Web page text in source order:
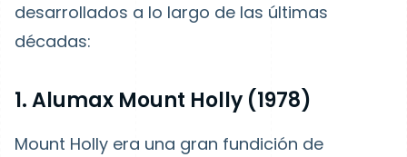
desarrollados a lo largo de las últimas
décadas:
1. Alumax Mount Holly (1978)
Mount Holly era una gran fundición de